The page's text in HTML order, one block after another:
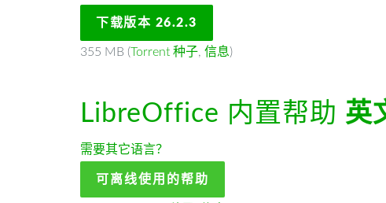
下载版本 26.2.3
355 MB (Torrent 种子, 信息)
LibreOffice 内置帮助 英
需要其它语言？
可离线使用的帮助